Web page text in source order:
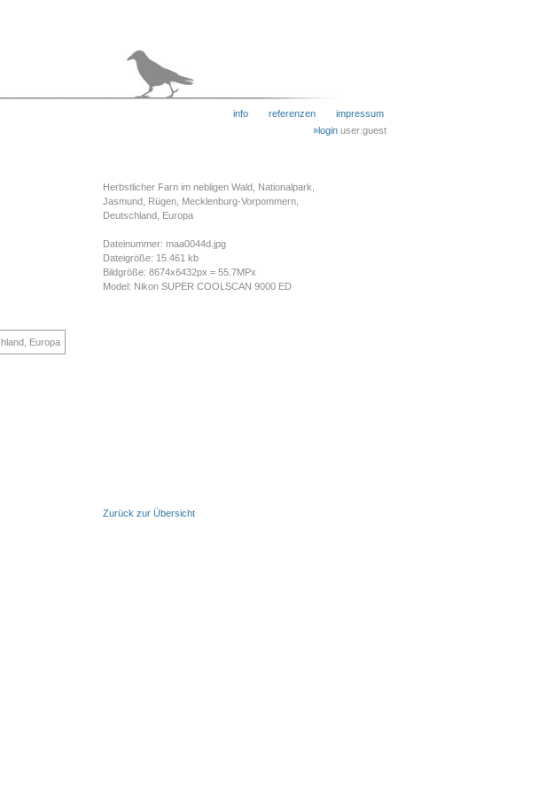
info referenzen impressum
»login user:guest
Herbstlicher Farn im nebligen Wald, Nationalpark,
Jasmund, Rügen, Mecklenburg-Vorpommern,
Deutschland, Europa
Dateinummer: maa0044d.jpg
Dateigröße: 15.461 kb
Bildgröße: 8674x6432px = 55.7MPx
Model: Nikon SUPER COOLSCAN 9000 ED
Zurück zur Übersicht